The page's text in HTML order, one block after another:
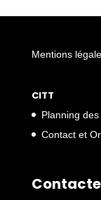
Mentions
CITT
Planning
Contact et